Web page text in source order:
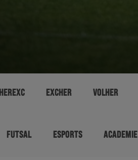
HEREXC EXCHER VOLHER
FUTSAL ESPORTS ACADEMIE